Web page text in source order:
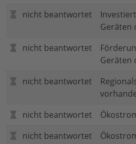
nicht beantwortet
Geräten
nicht beantwortet
Geräten
nicht beantwortet
nicht beantwortet
nicht beantwortet